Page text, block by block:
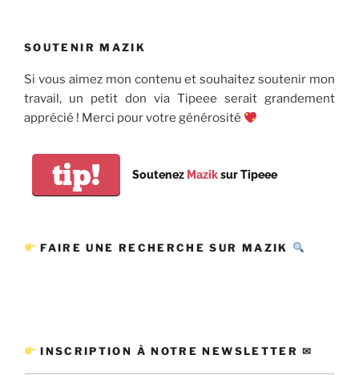
SOUTENIR MAZIK
Si vous aimez mon contenu et souhaitez soutenir mon
travail, un petit don via Tipeee serait grandement
apprécié ! Merci pour votre générosité
tip! Soutenez Maziksur Tipeee
FAIRE UNE RECHERCHE SUR MAZIK
INSCRIPTION À NOTRE NEWSLETTER ✉